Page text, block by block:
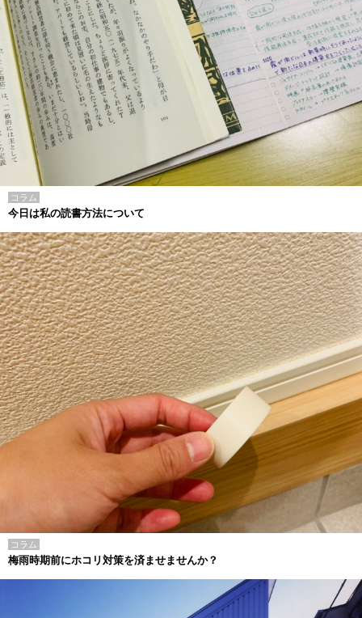
コラム
今日は私の読書方法について
コラム
梅雨時期前にホコリ対策を済ませませんか？